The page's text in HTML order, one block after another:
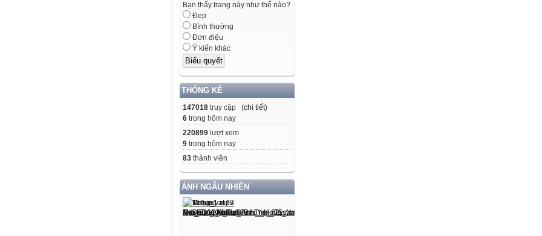
Bạn thấy trang này như thế nào?
Đẹp
Bình thường
Đơn điệu
Ý kiến khác
THỐNG KÊ
147018 truy cập (chi tiết)
6 trong hôm nay
220899 lượt xem
9 trong hôm nay
83 thành viên
ẢNH NGẪU NHIÊN